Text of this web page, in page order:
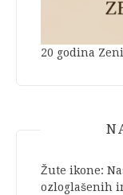
20 godina
Žute ikone:
ozloglašenih